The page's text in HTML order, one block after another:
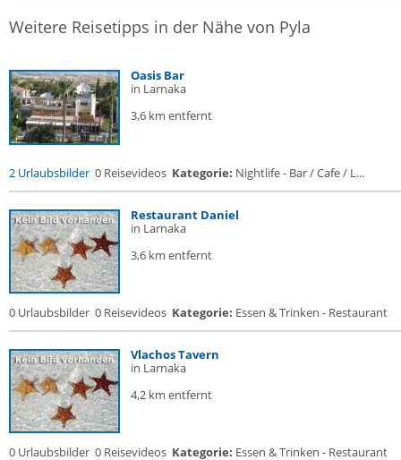
Weitere Reisetipps in der Nähe von Pyla
Oasis Bar
in Larnaka
3,6 km entfernt
2 Urlaubsbilder 0 Reisevideos Kategorie: Nightlife - Bar / Cafe / L...
Restaurant Daniel
in Larnaka
3,6 km entfernt
0 Urlaubsbilder 0 Reisevideos Kategorie: Essen & Trinken - Restaurant
Vlachos Tavern
in Larnaka
4,2 km entfernt
0 Urlaubsbilder 0 Reisevideos Kategorie: Essen & Trinken - Restaurant